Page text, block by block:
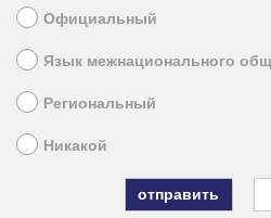
Официальный
Язык межнационального
Региональный
Никакой